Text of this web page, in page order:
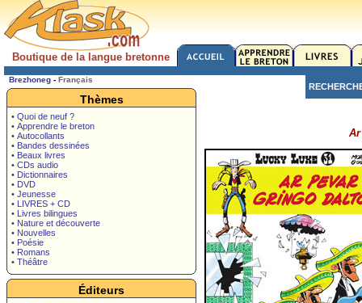
Boutique de la langue bretonne
Brezhoneg - Français
Thèmes
• Quoi de neuf ?
• Apprendre le breton
• Autocollants
• Bandes dessinées
• Beaux livres
• CDs audio
• Dictionnaires
• DVD
• Jeunesse
• LIVRES + CD
• Livres bilingues
• Nature et découverte
• Nouvelles
• Poésie
• Romans
• Théâtre
Éditeurs